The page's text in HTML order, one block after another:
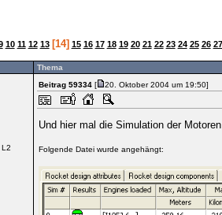
10 11 12 13 [14] 15 16 17 18 19 20 21 22 23 24 25 26 27
Thema
L2
Beitrag 59334[ 20. Oktober 2004 um 19:50]
Und hier mal die Simulation der
Folgende Datei wurde angehängt: